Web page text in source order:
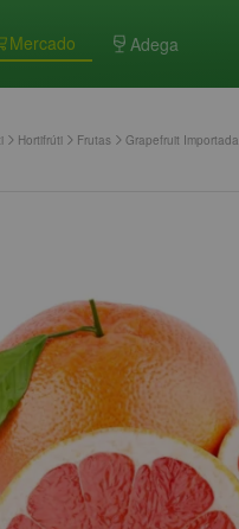
Mercado Adega
Hortifrúti Frutas Grapefruit Importada